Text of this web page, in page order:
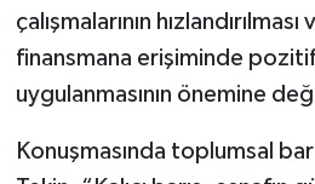
çalışmalarının hızlandırılması
finansmana erişiminde pozitif
uygulanmasının önemine
Konuşmasında toplumsal